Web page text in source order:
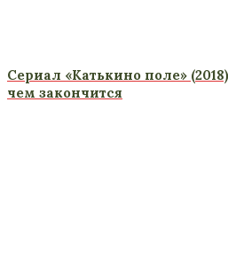
Сериал «Катькино поле»
чем закончится